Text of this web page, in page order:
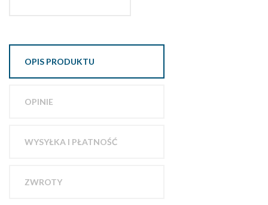
OPIS PRODUKTU
OPINIE
WYSYŁKA I PŁATNOŚĆ
ZWROTY